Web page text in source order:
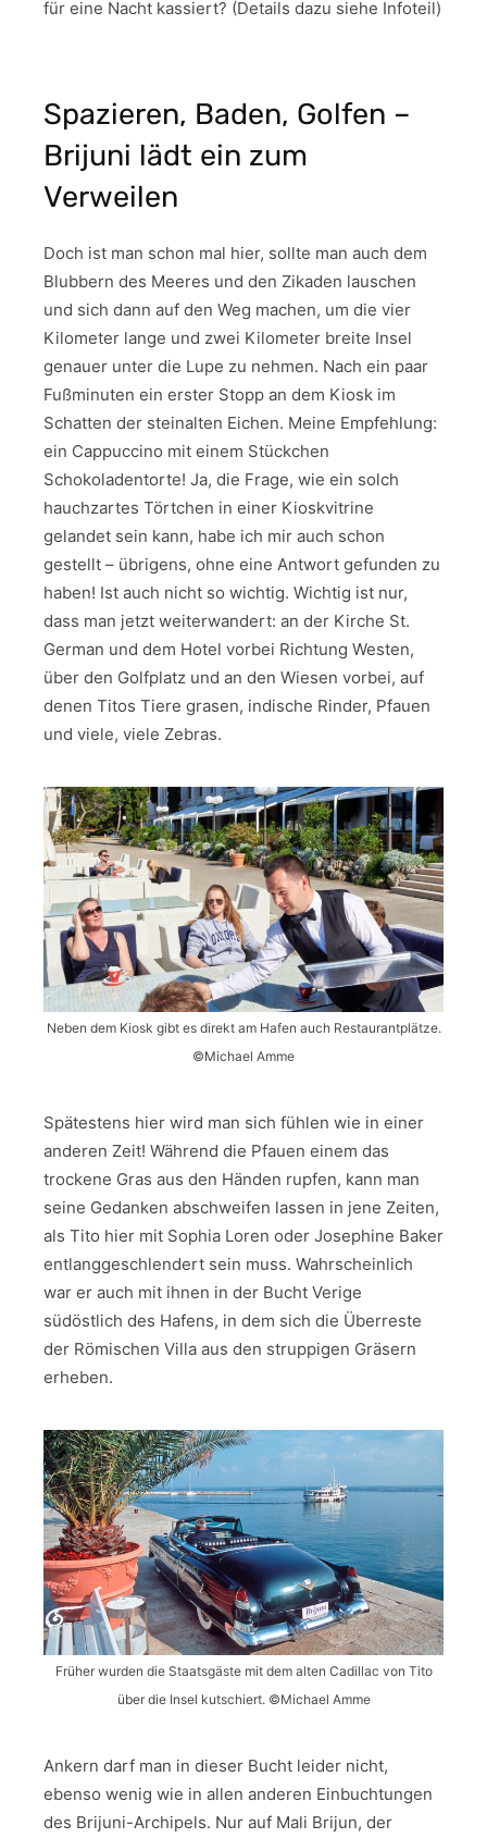
für eine Nacht kassiert? (Details dazu siehe Infoteil)
Spazieren, Baden, Golfen –
Brijuni lädt ein zum
Verweilen
Doch ist man schon mal hier, sollte man auch dem
Blubbern des Meeres und den Zikaden lauschen
und sich dann auf den Weg machen, um die vier
Kilometer lange und zwei Kilometer breite Insel
genauer unter die Lupe zu nehmen. Nach ein paar
Fußminuten ein erster Stopp an dem Kiosk im
Schatten der steinalten Eichen. Meine Empfehlung:
ein Cappuccino mit einem Stückchen
Schokoladentorte! Ja, die Frage, wie ein solch
hauchzartes Törtchen in einer Kioskvitrine
gelandet sein kann, habe ich mir auch schon
gestellt – übrigens, ohne eine Antwort gefunden zu
haben! Ist auch nicht so wichtig. Wichtig ist nur,
dass man jetzt weiterwandert: an der Kirche St.
German und dem Hotel vorbei Richtung Westen,
über den Golfplatz und an den Wiesen vorbei, auf
denen Titos Tiere grasen, indische Rinder, Pfauen
und viele, viele Zebras.
Neben dem Kiosk gibt es direkt am Hafen auch Restaurantplätze.
©Michael Amme
Spätestens hier wird man sich fühlen wie in einer
anderen Zeit! Während die Pfauen einem das
trockene Gras aus den Händen rupfen, kann man
seine Gedanken abschweifen lassen in jene Zeiten,
als Tito hier mit Sophia Loren oder Josephine Baker
entlanggeschlendert sein muss. Wahrscheinlich
war er auch mit ihnen in der Bucht Verige
südöstlich des Hafens, in dem sich die Überreste
der Römischen Villa aus den struppigen Gräsern
erheben.
Früher wurden die Staatsgäste mit dem alten Cadillac von Tito
über die Insel kutschiert. ©Michael Amme
Ankern darf man in dieser Bucht leider nicht,
ebenso wenig wie in allen anderen Einbuchtungen
des Brijuni-Archipels. Nur auf Mali Brijun, der